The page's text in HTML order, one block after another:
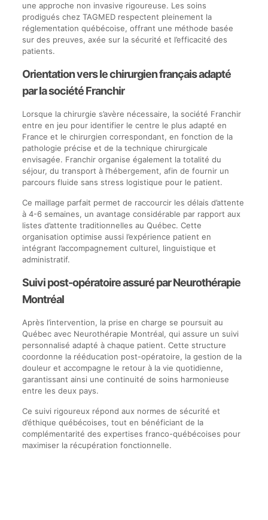
une approche non invasive rigoureuse. Les soins
prodigués chez TAGMED respectent pleinement la
réglementation québécoise, offrant une méthode basée
sur des preuves, axée sur la sécurité et l’efficacité des
patients.
Orientation vers le chirurgien français adapté
par la société Franchir
Lorsque la chirurgie s’avère nécessaire, la société Franchir
entre en jeu pour identifier le centre le plus adapté en
France et le chirurgien correspondant, en fonction de la
pathologie précise et de la technique chirurgicale
envisagée. Franchir organise également la totalité du
séjour, du transport à l’hébergement, afin de fournir un
parcours fluide sans stress logistique pour le patient.
Ce maillage parfait permet de raccourcir les délais d’attente
à 4-6 semaines, un avantage considérable par rapport aux
listes d’attente traditionnelles au Québec. Cette
organisation optimise aussi l’expérience patient en
intégrant l’accompagnement culturel, linguistique et
administratif.
Suivi post-opératoire assuré par Neurothérapie
Montréal
Après l’intervention, la prise en charge se poursuit au
Québec avec Neurothérapie Montréal, qui assure un suivi
personnalisé adapté à chaque patient. Cette structure
coordonne la rééducation post-opératoire, la gestion de la
douleur et accompagne le retour à la vie quotidienne,
garantissant ainsi une continuité de soins harmonieuse
entre les deux pays.
Ce suivi rigoureux répond aux normes de sécurité et
d’éthique québécoises, tout en bénéficiant de la
complémentarité des expertises franco-québécoises pour
maximiser la récupération fonctionnelle.